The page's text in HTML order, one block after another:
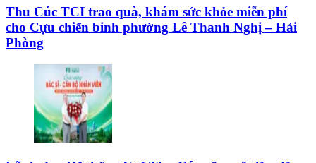
Thu Cúc TCI trao quà, khám sức khỏe miễn phí
cho Cựu chiến binh phường Lê Thanh Nghị – Hải
Phòng